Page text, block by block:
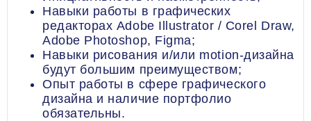
Навыки работы в графических
редакторах Adobe Illustrator / Corel Draw,
Adobe Photoshop, Figma;
Навыки рисования и/или motion-дизайна
будут большим преимуществом;
Опыт работы в сфере графического
дизайна и наличие портфолио
обязательны.